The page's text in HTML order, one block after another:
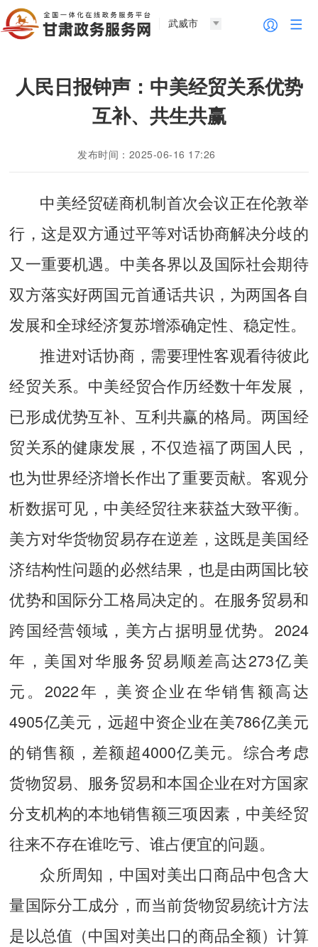
武威市
人民日报钟声：中美经贸关系优势
互补、共生共赢
发布时间：2025-06-16 17:26
中美经贸磋商机制首次会议正在伦敦举
行，这是双方通过平等对话协商解决分歧的
又一重要机遇。中美各界以及国际社会期待
双方落实好两国元首通话共识，为两国各自
发展和全球经济复苏增添确定性、稳定性。
推进对话协商，需要理性客观看待彼此
经贸关系。中美经贸合作历经数十年发展，
已形成优势互补、互利共赢的格局。两国经
贸关系的健康发展，不仅造福了两国人民，
也为世界经济增长作出了重要贡献。客观分
析数据可见，中美经贸往来获益大致平衡。
美方对华货物贸易存在逆差，这既是美国经
济结构性问题的必然结果，也是由两国比较
优势和国际分工格局决定的。在服务贸易和
跨国经营领域，美方占据明显优势。2024
年，美国对华服务贸易顺差高达273亿美
元。2022年，美资企业在华销售额高达
4905亿美元，远超中资企业在美786亿美元
的销售额，差额超4000亿美元。综合考虑
货物贸易、服务贸易和本国企业在对方国家
分支机构的本地销售额三项因素，中美经贸
往来不存在谁吃亏、谁占便宜的问题。
众所周知，中国对美出口商品中包含大
量国际分工成分，而当前货物贸易统计方法
是以总值（中国对美出口的商品全额）计算